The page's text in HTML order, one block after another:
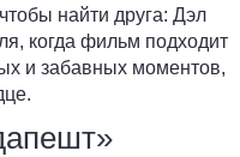
найти друга: Дэл
когда фильм подходит
и забавных моментов,